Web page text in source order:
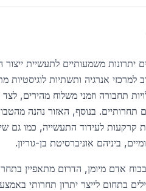
יתרונות משמעותיים לתעשיית
למרכזי אנרגיה ותשתיות לוגיסטיות
תחבורה וזמני משלוח מהירים, לצד
תחרותיים. בנוסף, האזור נהנה
קרקעות לעידוד התעשייה, כמו גם
ביניהם אוניברסיטת בן-גוריון.
אדם מיומן, הדרום מתאפיין
בתחום לייצר יתרון תחרותי